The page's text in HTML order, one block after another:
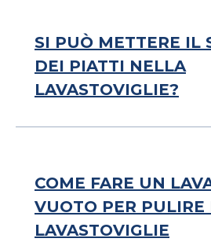
SI PUÒ METTERE IL
DEI PIATTI NELLA
LAVASTOVIGLIE?
COME FARE UN
VUOTO PER PULIRE
LAVASTOVIGLIE